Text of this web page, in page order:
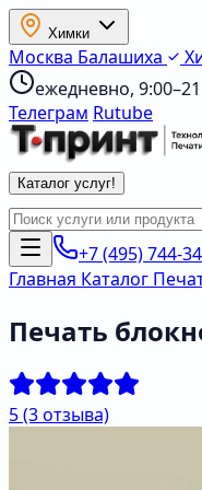
Химки
Москва Балашиха
ежедневно,
Телеграм Rutube
Каталог услуг!
+7 (495) 744-
Главная Каталог
Печать
5(3 отзыва)